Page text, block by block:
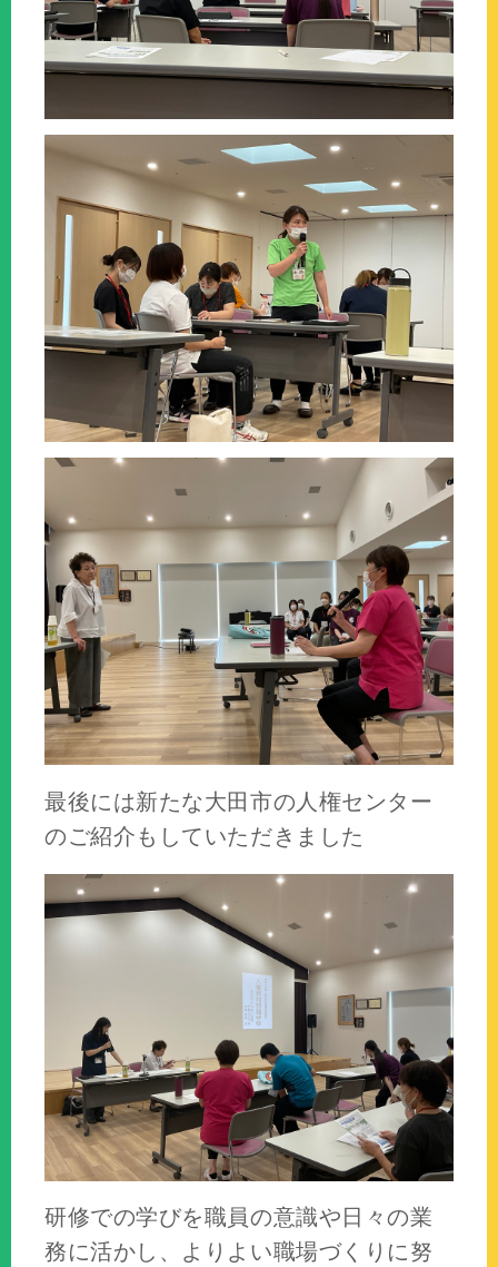
最後には新たな大田市の人権センター
のご紹介もしていただきました
研修での学びを職員の意識や日々の業
務に活かし、よりよい職場づくりに努